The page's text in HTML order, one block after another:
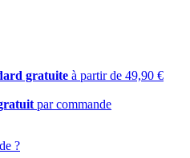
gratuite à partir de 49,90 €
par commande
?